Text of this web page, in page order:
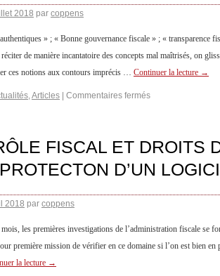
2018 par coppens
» ; « Bonne gouvernance fiscale » ; « transparence
de manière incantatoire des concepts mal maîtrisés, on
ces notions aux contours imprécis … Continuer la lecture →
,Articles Commentaires fermés
FISCAL ET DROITS
D’UN
2018 par coppens
les premières investigations de l’administration fiscale se
première mission de vérifier en ce domaine si l’on est bien en
la lecture →